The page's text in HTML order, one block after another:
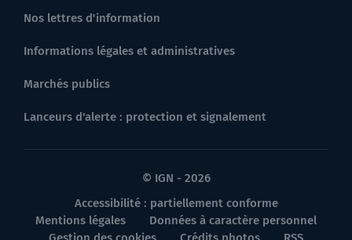
Nos lettres d'information
Informations légales et administratives
Marchés publics
Lanceurs d'alerte : protection et signalement
© IGN - 2026
Accessibilité : partiellement conforme
Mentions légales
Données à caractère personnel